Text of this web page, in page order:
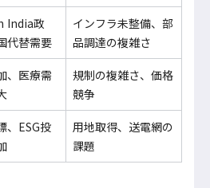
India政
代替需要
インフラ未整備、部
品調達の複雑さ
、医療需
規制の複雑さ、価格
競争
、ESG投
用地取得、送電網の
課題